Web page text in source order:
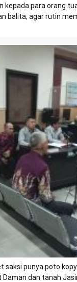
kepada para orang
balita, agar rutin
saksi punya poto kopy
dan tanah